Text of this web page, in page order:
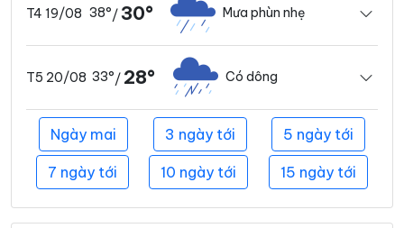
T4 19/08 38°/30° Mưa phùn nhẹ
T5 20/08 33°/ 28° Có dông
Ngày mai 3 ngày tới 5 ngày tới
7 ngày tới 10 ngày tới 15 ngày tới